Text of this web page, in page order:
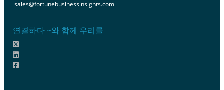
sales@fortunebusinessinsights.com
연결하다 ~와 함께 우리를